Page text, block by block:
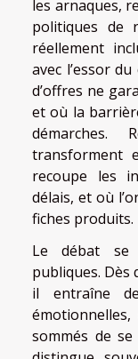
les arnaques,
politiques de
réellement
avec l’essor
d’offres ne
et où la
démarches.
transforment
recoupe les
délais, et où
fiches produits.
Le débat se
publiques. Dès
il entraîne
sommés de